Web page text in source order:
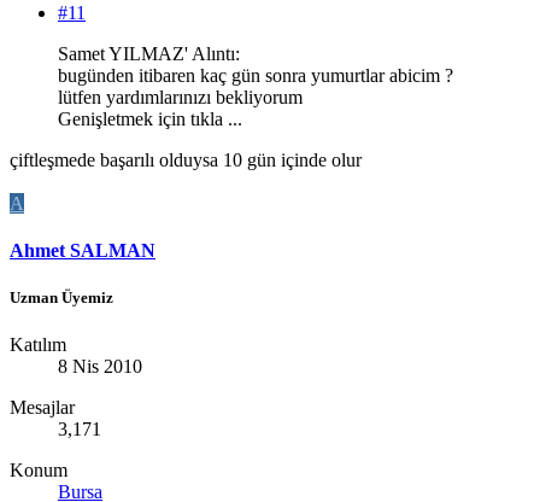
#11
Samet YILMAZ' Alıntı:
bugünden itibaren kaç gün sonra yumurtlar abicim ?
lütfen yardımlarınızı bekliyorum
Genişletmek için tıkla ...
çiftleşmede başarılı olduysa 10 gün içinde olur
A
Ahmet SALMAN
Uzman Üyemiz
Katılım
8 Nis 2010
Mesajlar
3,171
Konum
Bursa